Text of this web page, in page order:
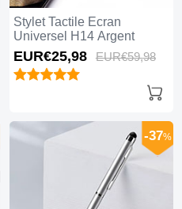
Stylet Tactile Ecran
Universel H14 Argent
EUR€25,98 EUR€59,98
-37%